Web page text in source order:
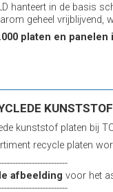
hanteert in de basis
geheel vrijblijvend,
platen en panelen
kunststof platen bij
recycle platen
afbeelding voor het